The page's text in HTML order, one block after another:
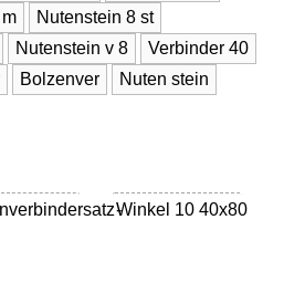
Nutenstein 8 st
Nutenstein v 8
Verbinder 40
Bolzenver
Nuten stein
Winkel 10 40x80
-